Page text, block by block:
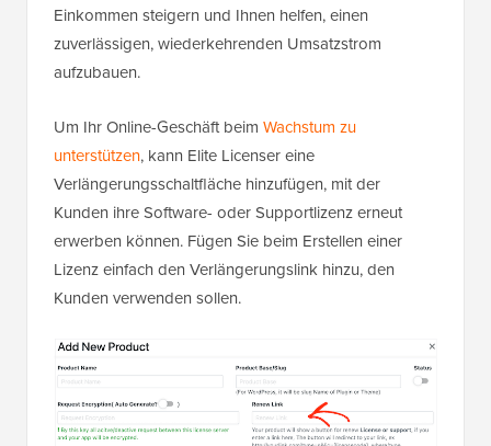
Einkommen steigern und Ihnen helfen, einen
zuverlässigen, wiederkehrenden Umsatzstrom
aufzubauen.
Um Ihr Online-Geschäft beim Wachstum zu
unterstützen, kann Elite Licenser eine
Verlängerungsschaltfläche hinzufügen, mit der
Kunden ihre Software- oder Supportlizenz erneut
erwerben können. Fügen Sie beim Erstellen einer
Lizenz einfach den Verlängerungslink hinzu, den
Kunden verwenden sollen.